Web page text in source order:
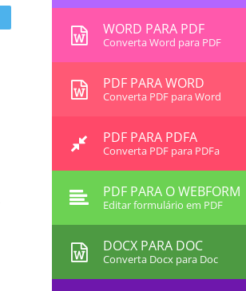
WORD PARA PDF
Converta Word para PDF
PDF PARA WORD
Converta PDF para Word
PDF PARA PDFA
Converta PDF para PDFa
PDF PARA O WEBFORM
Editar formulário em PDF
DOCX PARA DOC
Converta Docx para Doc